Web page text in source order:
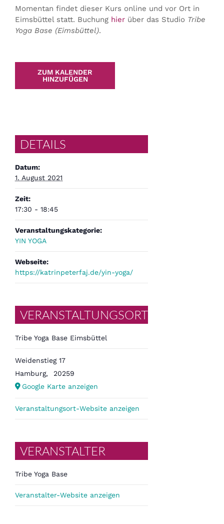
Momentan findet dieser Kurs online und vor Ort in
Eimsbüttel statt. Buchung hierüber das Studio Tribe
Yoga Base (Eimsbüttel).
ZUM KALENDER
HINZUFÜGEN
DETAILS
Datum:
1. August 2021
Zeit:
17:30 - 18:45
Veranstaltungskategorie:
YIN YOGA
Webseite:
https://katrinpeterfaj.de/yin-yoga/
VERANSTALTUNGSORT
Tribe Yoga Base Eimsbüttel
Weidenstieg 17
Hamburg,
20259
Google Karte anzeigen
Veranstaltungsort-Website anzeigen
VERANSTALTER
Tribe Yoga Base
Veranstalter-Website anzeigen